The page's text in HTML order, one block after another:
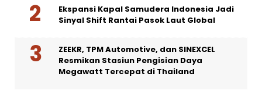
Ekspansi Kapal Samudera Indonesia Jadi
Sinyal Shift Rantai Pasok Laut Global
ZEEKR, TPM Automotive, dan SINEXCEL
Resmikan Stasiun Pengisian Daya
Megawatt Tercepat di Thailand